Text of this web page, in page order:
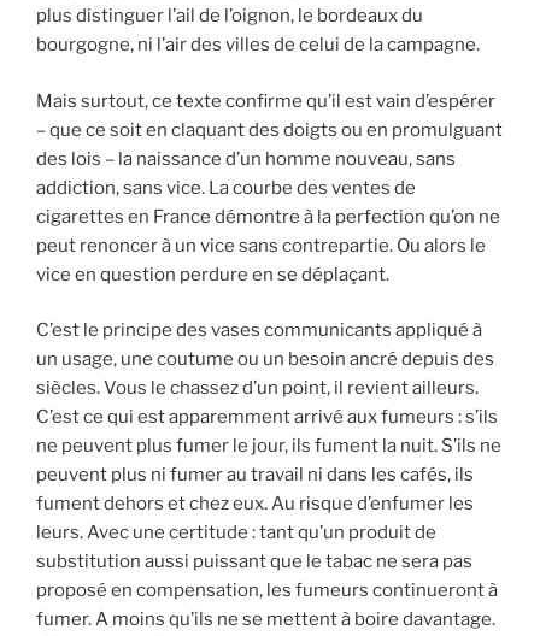
plus distinguer l’ail de l’oignon, le bordeaux du
bourgogne, ni l’air des villes de celui de la campagne.
Mais surtout, ce texte confirme qu’il est vain d’espérer
– que ce soit en claquant des doigts ou en promulguant
des lois – la naissance d’un homme nouveau, sans
addiction, sans vice. La courbe des ventes de
cigarettes en France démontre à la perfection qu’on ne
peut renoncer à un vice sans contrepartie. Ou alors le
vice en question perdure en se déplaçant.
C’est le principe des vases communicants appliqué à
un usage, une coutume ou un besoin ancré depuis des
siècles. Vous le chassez d’un point, il revient ailleurs.
C’est ce qui est apparemment arrivé aux fumeurs : s’ils
ne peuvent plus fumer le jour, ils fument la nuit. S’ils ne
peuvent plus ni fumer au travail ni dans les cafés, ils
fument dehors et chez eux. Au risque d’enfumer les
leurs. Avec une certitude : tant qu’un produit de
substitution aussi puissant que le tabac ne sera pas
proposé en compensation, les fumeurs continueront à
fumer. A moins qu’ils ne se mettent à boire davantage.